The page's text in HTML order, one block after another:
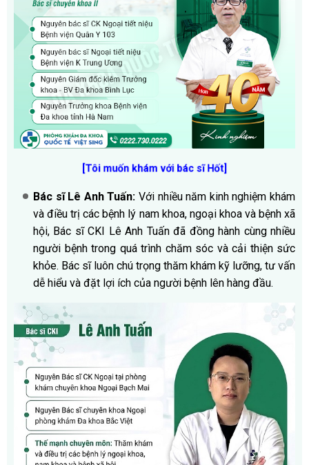
[Tôi muốn khám với bác sĩ Hốt]
Bác sĩ Lê Anh Tuấn: Với nhiều năm kinh nghiệm khám
và điều trị các bệnh lý nam khoa, ngoại khoa và bệnh xã
hội, Bác sĩ CKI Lê Anh Tuấn đã đồng hành cùng nhiều
người bệnh trong quá trình chăm sóc và cải thiện sức
khỏe. Bác sĩ luôn chú trọng thăm khám kỹ lưỡng, tư vấn
dễ hiểu và đặt lợi ích của người bệnh lên hàng đầu.